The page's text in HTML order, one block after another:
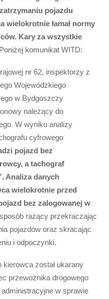
pojazdu
wielokrotnie łamał normy
Kary za wszystkie
Poniżej komunikat WITD:
nr 62, inspektorzy z
Wojewódzkiego
w Bydgoszczy
należący do
W wyniku analizy
cyfrowego
pojazd bez
a tachograf
Analiza danych
wielokrotnie przed
bez zalogowanej w
rażący przekraczając
pojazdów oraz skracając
i odpoczynki.
kierowca został ukarany
przewoźnika drogowego
w sprawie